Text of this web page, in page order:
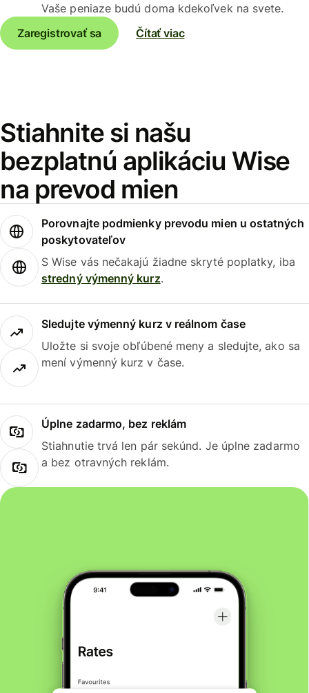
Vaše peniaze budú doma kdekoľvek na svete.
Zaregistrovať sa
Čítať viac
Stiahnite si našu
bezplatnú aplikáciu Wise
na prevod mien
Porovnajte podmienky prevodu mien u ostatných
poskytovateľov
S Wise vás nečakajú žiadne skryté poplatky, iba
stredný výmenný kurz.
Sledujte výmenný kurz v reálnom čase
Uložte si svoje obľúbené meny a sledujte, ako sa
mení výmenný kurz v čase.
Úplne zadarmo, bez reklám
Stiahnutie trvá len pár sekúnd. Je úplne zadarmo
a bez otravných reklám.